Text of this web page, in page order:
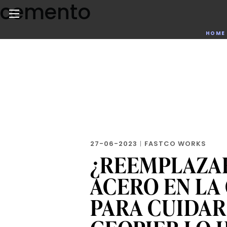
Skip
to
content
Noticias de negocios, innovación, tecnología y HOME
cemento
27-06-2023 | FASTCO WORKS
ACERO EN
PARA